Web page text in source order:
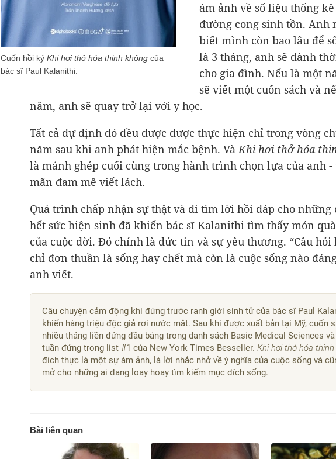
Cuốn hồi ký Khi hơi thở hóa thinh không của
bác sĩ Paul Kalanithi.
ám ảnh về số liệu thống
đường cong sinh tồn. Anh
biết mình còn bao lâu để
là 3 tháng, anh sẽ dành
cho gia đình. Nếu là một
sẽ viết một cuốn sách và
năm, anh sẽ quay trở lại với y học.
Tất cả dự định đó đều được được thực hiện chỉ trong vòng
năm sau khi anh phát hiện mắc bệnh. VàKhi hơi thở hóa
là mảnh ghép cuối cùng trong hành trình chọn lựa của anh -
mãn đam mê viết lách.
Quá trình chấp nhận sự thật và đi tìm lời hồi đáp cho những
hết sức hiện sinh đã khiến bác sĩ Kalanithi tìm thấy món
của cuộc đời. Đó chính là đức tin và sự yêu thương. “Câu hỏi
chỉ đơn thuần là sống hay chết mà còn là cuộc sống nào
anh viết.
Câu chuyện cảm động khi đứng trước ranh giới sinh tử của bác sĩ Paul
khiến hàng triệu độc giả rơi nước mắt. Sau khi được xuất bản tại Mỹ, cuốn
nhiều tháng liền đứng đầu bảng trong danh sách Basic Medical Sciences
tuần đứng trong list #1 của New York Times Besseller. Khi hơi thở hóa
đích thực là một sự ám ảnh, là lời nhắc nhở về ý nghĩa của cuộc sống và
mở cho những ai đang loay hoay tìm kiếm mục đích sống.
Bài liên quan